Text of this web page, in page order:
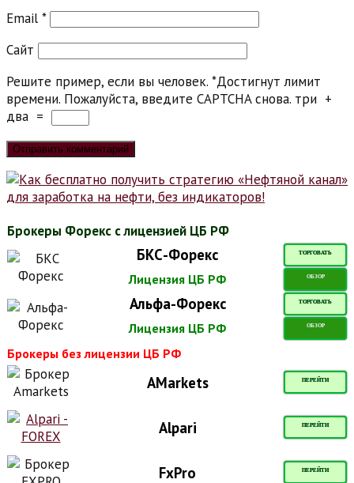
Email *
Сайт
Решите пример, если вы человек. *Достигнут лимит
времени. Пожалуйста, введите CAPTCHA снова. три +
два =
Брокеры Форекс с лицензией ЦБ РФ
БКС-Форекс ТОРГОВАТЬ
Лицензия ЦБ РФ ОБЗОР
Альфа-Форекс ТОРГОВАТЬ
Лицензия ЦБ РФ ОБЗОР
Брокеры без лицензии ЦБ РФ
AMarkets ПЕРЕЙТИ
Alpari ПЕРЕЙТИ
FxPro ПЕРЕЙТИ